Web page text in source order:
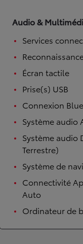
Audio &
Services
Écran tactile
Prise(s) USB
Connexion
Système audio
Système audio
Terrestre)
Système de
Connectivité
Auto
Ordinateur de